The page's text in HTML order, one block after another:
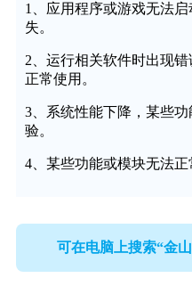
1、应用程序或游戏无法启
失。
2、运行相关软件时出现
正常使用。
3、系统性能下降，某些
验。
4、某些功能或模块无法正
可在电脑上搜索“金